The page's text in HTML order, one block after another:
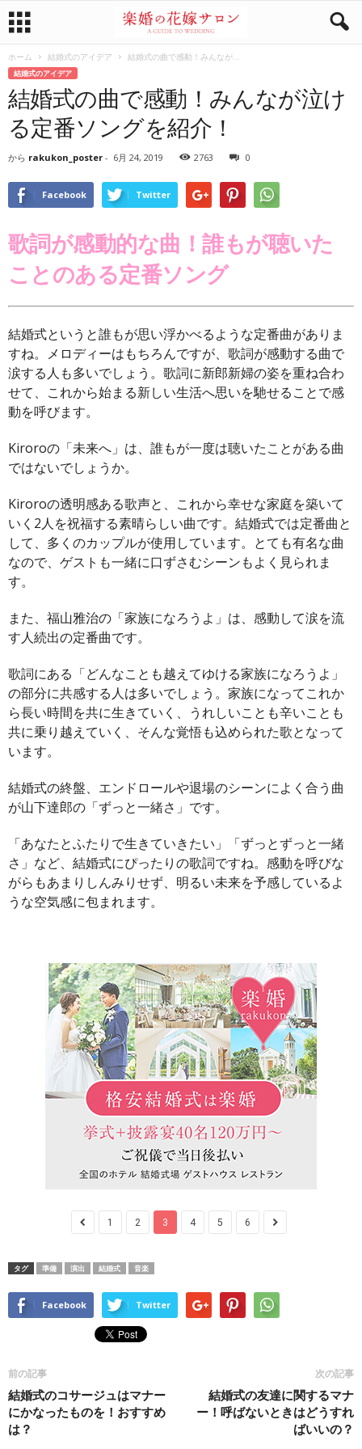
ホーム 結婚式のアイデア 結婚式の曲で感動！みんなが...
結婚式のアイデア
結婚式の曲で感動！みんなが泣け
る定番ソングを紹介！
から rakukon_poster - 6月 24, 2019 2763 0
Facebook Twitter
歌詞が感動的な曲！誰もが聴いた
ことのある定番ソング
結婚式というと誰もが思い浮かべるような定番曲がありま
すね。メロディーはもちろんですが、歌詞が感動する曲で
涙する人も多いでしょう。歌詞に新郎新婦の姿を重ね合わ
せて、これから始まる新しい生活へ思いを馳せることで感
動を呼びます。
Kiroroの「未来へ」は、誰もが一度は聴いたことがある曲
ではないでしょうか。
Kiroroの透明感ある歌声と、これから幸せな家庭を築いて
いく2人を祝福する素晴らしい曲です。結婚式では定番曲と
して、多くのカップルが使用しています。とても有名な曲
なので、ゲストも一緒に口ずさむシーンもよく見られま
す。
また、福山雅治の「家族になろうよ」は、感動して涙を流
す人続出の定番曲です。
歌詞にある「どんなことも越えてゆける家族になろうよ」
の部分に共感する人は多いでしょう。家族になってこれか
ら長い時間を共に生きていく、うれしいことも辛いことも
共に乗り越えていく、そんな覚悟も込められた歌となって
います。
結婚式の終盤、エンドロールや退場のシーンによく合う曲
が山下達郎の「ずっと一緒さ」です。
「あなたとふたりで生きていきたい」「ずっとずっと一緒
さ」など、結婚式にぴったりの歌詞ですね。感動を呼びな
がらもあまりしんみりせず、明るい未来を予感しているよ
うな空気感に包まれます。
1 2 3 4 5 6
タグ 準備 演出 結婚式 音楽
Facebook Twitter
前の記事
結婚式のコサージュはマナー
にかなったものを！おすすめ
は？
次の記事
結婚式の友達に関するマナ
ー！呼ばないときはどうすれ
ばいいの？